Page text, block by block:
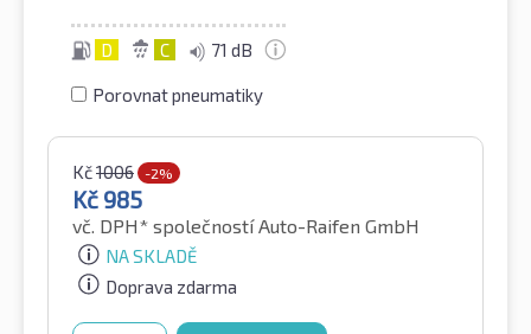
D C 71 dB
Porovnat pneumatiky
Kč1006 -2%
Kč 985
vč. DPH* společností Auto-Raifen GmbH
NA SKLADĚ
Doprava zdarma